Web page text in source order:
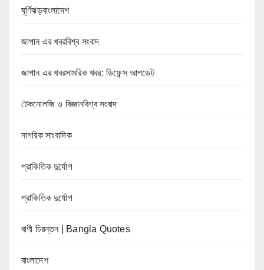
ঘূর্ণিঝড়বাংলাদেশ
জাপান এর খবরবিশ্ব সংবাদ
জাপান এর খবরসামরিক খবর: ডিফেন্স আপডেট
টেকনোলজি ও বিজ্ঞানবিশ্ব সংবাদ
নাগরিক সাংবাদিক
প্রাকিতিক দুর্যোগ
প্রাকিতিক দুর্যোগ
বাণী চিরন্তন | Bangla Quotes
বাংলাদেশ